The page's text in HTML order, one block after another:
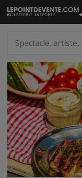
Passer
au
artiste,
lieu...